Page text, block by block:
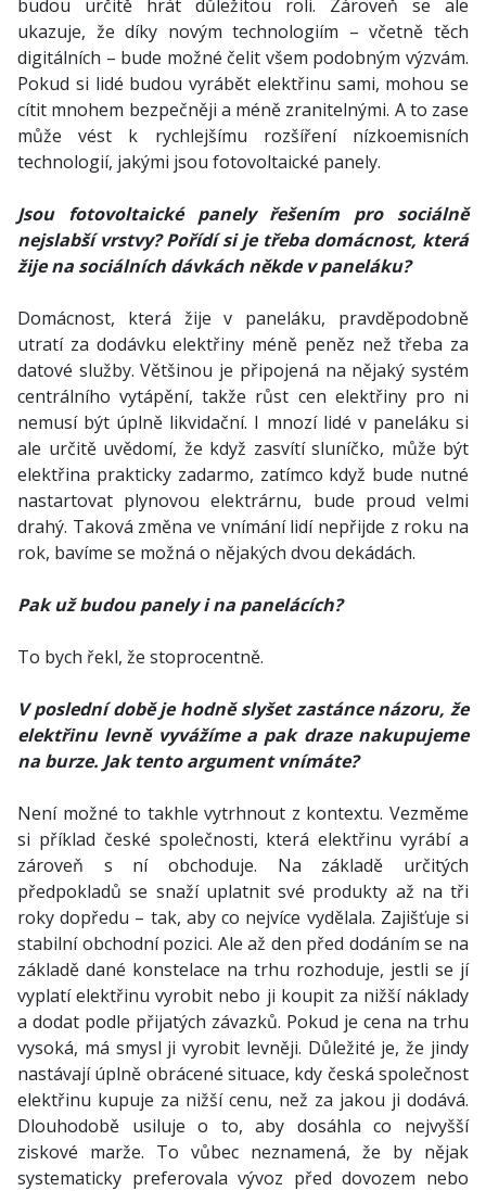
budou určitě hrát důležitou roli. Zároveň se ale
ukazuje, že díky novým technologiím – včetně těch
digitálních – bude možné čelit všem podobným výzvám.
Pokud si lidé budou vyrábět elektřinu sami, mohou se
cítit mnohem bezpečněji a méně zranitelnými. A to zase
může vést k rychlejšímu rozšíření nízkoemisních
technologií, jakými jsou fotovoltaické panely.
Jsou fotovoltaické panely řešením pro sociálně
nejslabší vrstvy? Pořídí si je třeba domácnost, která
žije na sociálních dávkách někde v paneláku?
Domácnost, která žije v paneláku, pravděpodobně
utratí za dodávku elektřiny méně peněz než třeba za
datové služby. Většinou je připojená na nějaký systém
centrálního vytápění, takže růst cen elektřiny pro ni
nemusí být úplně likvidační. I mnozí lidé v paneláku si
ale určitě uvědomí, že když zasvítí sluníčko, může být
elektřina prakticky zadarmo, zatímco když bude nutné
nastartovat plynovou elektrárnu, bude proud velmi
drahý. Taková změna ve vnímání lidí nepřijde z roku na
rok, bavíme se možná o nějakých dvou dekádách.
Pak už budou panely i na panelácích?
To bych řekl, že stoprocentně.
V poslední době je hodně slyšet zastánce názoru, že
elektřinu levně vyvážíme a pak draze nakupujeme
na burze. Jak tento argument vnímáte?
Není možné to takhle vytrhnout z kontextu. Vezměme
si příklad české společnosti, která elektřinu vyrábí a
zároveň s ní obchoduje. Na základě určitých
předpokladů se snaží uplatnit své produkty až na tři
roky dopředu – tak, aby co nejvíce vydělala. Zajišťuje si
stabilní obchodní pozici. Ale až den před dodáním se na
základě dané konstelace na trhu rozhoduje, jestli se jí
vyplatí elektřinu vyrobit nebo ji koupit za nižší náklady
a dodat podle přijatých závazků. Pokud je cena na trhu
vysoká, má smysl ji vyrobit levněji. Důležité je, že jindy
nastávají úplně obrácené situace, kdy česká společnost
elektřinu kupuje za nižší cenu, než za jakou ji dodává.
Dlouhodobě usiluje o to, aby dosáhla co nejvyšší
ziskové marže. To vůbec neznamená, že by nějak
systematicky preferovala vývoz před dovozem nebo